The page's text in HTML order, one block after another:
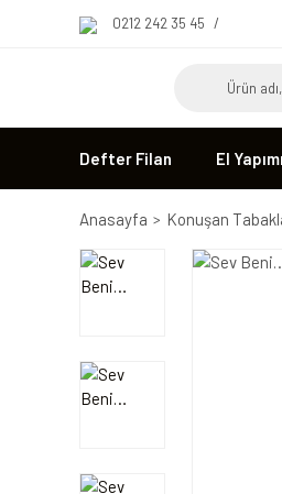
0212 242 35 45 /
Defter Filan El Yapımı
Anasayfa Konuşan